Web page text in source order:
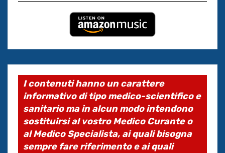
I contenuti hanno un carattere
informativo di tipo medico-scientifico e
sanitario ma in alcun modo intendono
sostituirsi al vostro Medico Curante o
al Medico Specialista, ai quali bisogna
sempre fare riferimento e ai quali